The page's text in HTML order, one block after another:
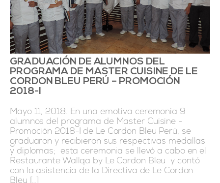
GRADUACIÓN DE ALUMNOS DEL
PROGRAMA DE MASTER CUISINE DE LE
CORDON BLEU PERÚ – PROMOCIÓN
2018-I
Mayo 11, 2018. En una emotiva ceremonia 9
alumnos del programa de Master Cuisine -
Promoción 2018-I de Le Cordon Bleu Perú, se
graduaron y recibieron sus respectivas medallas
y diplomas; esta ceremonia se llevó a cabo en el
Restaurante Wallqa by Le Cordon Bleu y contó
con la asistencia de la Directiva de Le Cordon
Bleu […]